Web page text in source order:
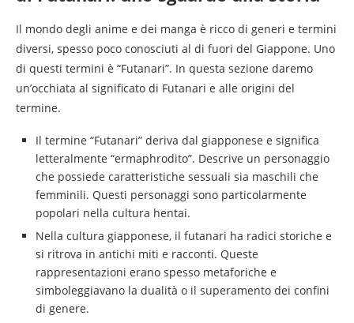
Il mondo degli anime e dei manga è ricco di generi e termini
diversi, spesso poco conosciuti al di fuori del Giappone. Uno
di questi termini è “Futanari”. In questa sezione daremo
un’occhiata al significato di Futanari e alle origini del
termine.
Il termine “Futanari” deriva dal giapponese e significa
letteralmente “ermaphrodito”. Descrive un personaggio
che possiede caratteristiche sessuali sia maschili che
femminili. Questi personaggi sono particolarmente
popolari nella cultura hentai.
Nella cultura giapponese, il futanari ha radici storiche e
si ritrova in antichi miti e racconti. Queste
rappresentazioni erano spesso metaforiche e
simboleggiavano la dualità o il superamento dei confini
di genere.